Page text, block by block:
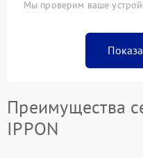
Мы проверим ваше
Преимущества
IPPON